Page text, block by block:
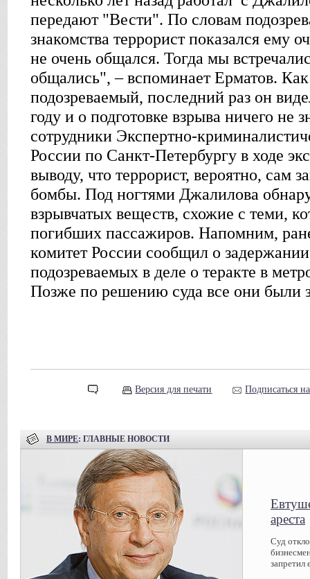
передают "Вести". По словам
знакомства террорист показался ему
не очень общался. Тогда мы
общались", – вспоминает Ерматов.
подозреваемый, последний раз он
году и о подготовке взрыва ничего не
сотрудники Экспертно-
России по Санкт-Петербургу в ходе
выводу, что террорист, вероятно, сам
бомбы. Под ногтями Джалилова
взрывчатых веществ, схожие с теми,
погибших пассажиров. Напомним,
комитет России сообщил о
подозреваемых в деле о теракте в
Позже по решению суда все они были
Версия для печати Подписаться
В МИРЕ: ГЛАВНЫЕ НОВОСТИ
ареста
Суд
запретил